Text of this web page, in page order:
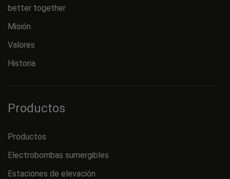
better together
Misión
Valores
Historia
Productos
Productos
Electrobombas sumergibles
Estaciones de elevación